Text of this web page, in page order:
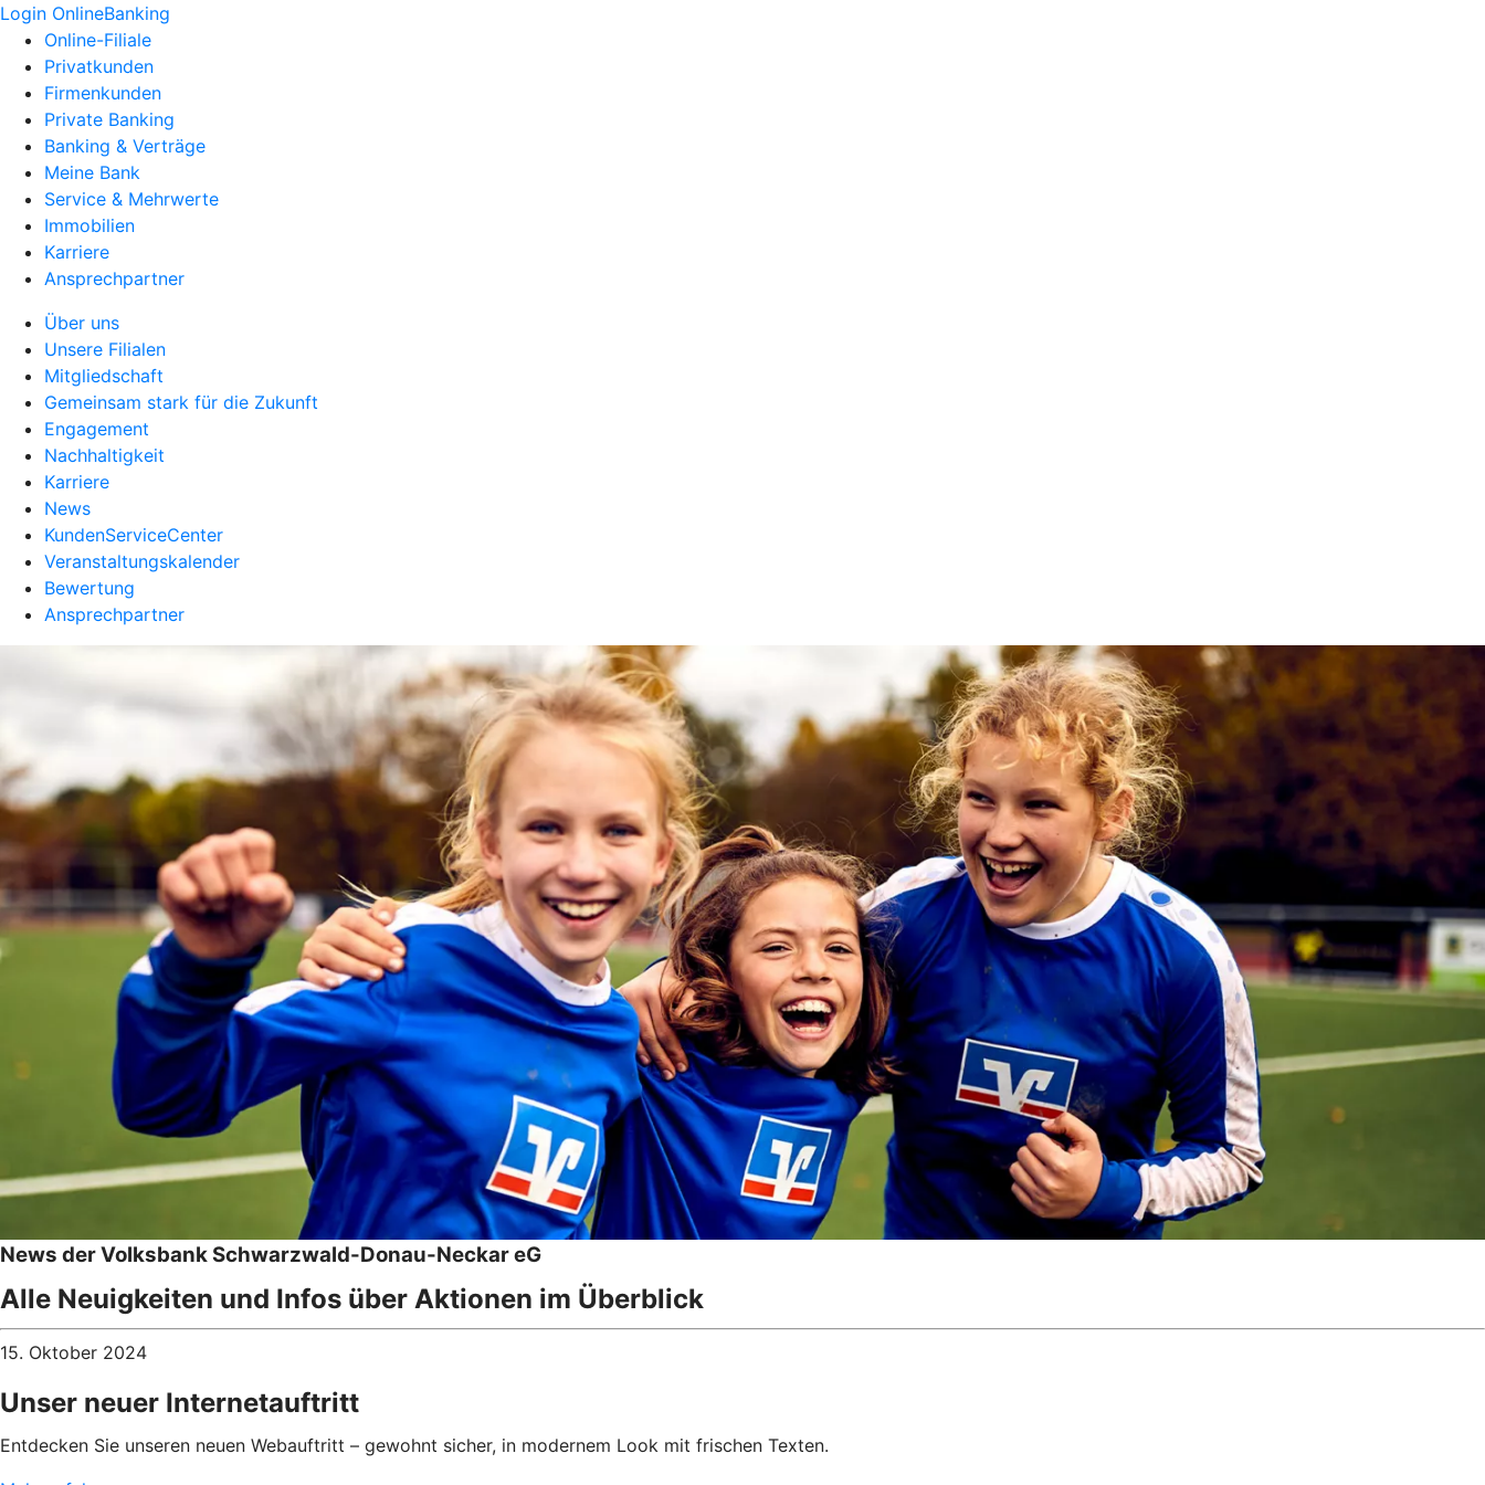
Login OnlineBanking
Online-Filiale
Privatkunden
Firmenkunden
Private Banking
Banking & Verträge
Meine Bank
Service & Mehrwerte
Immobilien
Karriere
Ansprechpartner
Über uns
Unsere Filialen
Mitgliedschaft
Gemeinsam stark für die Zukunft
Engagement
Nachhaltigkeit
Karriere
News
KundenServiceCenter
Veranstaltungskalender
Bewertung
Ansprechpartner
News der Volksbank Schwarzwald-Donau-Neckar eG
Alle Neuigkeiten und Infos über Aktionen im Überblick
15. Oktober 2024
Unser neuer Internetauftritt
Entdecken Sie unseren neuen Webauftritt – gewohnt sicher, in modernem Look mit frischen Texten.